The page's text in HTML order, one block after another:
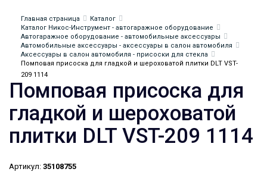
Главная страница
Каталог
Каталог Никос-Инструмент - автогаражное оборудование
Автогаражное оборудование - автомобильные аксессуары
Автомобильные аксессуары - аксессуары в салон автомобиля
Аксессуары в салон автомобиля - присоски для стекла
Помповая присоска для гладкой и шероховатой плитки DLT VST-
209 1114
Помповая присоска для
гладкой и шероховатой
плитки DLT VST-209 1114
Артикул: 35108755